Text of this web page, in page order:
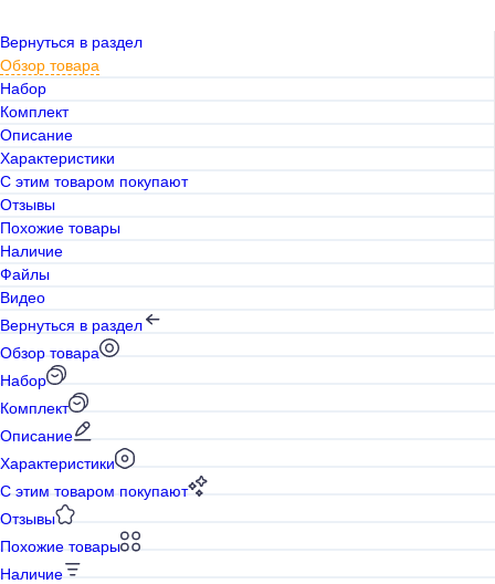
Вернуться в раздел
Обзор товара
Набор
Комплект
Описание
Характеристики
С этим товаром покупают
Отзывы
Похожие товары
Наличие
Файлы
Видео
Вернуться в раздел
Обзор товара
Набор
Комплект
Описание
Характеристики
С этим товаром покупают
Отзывы
Похожие товары
Наличие